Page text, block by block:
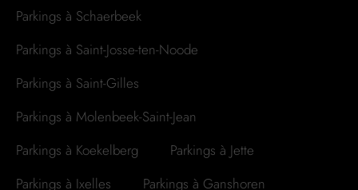
Parkings à Schaerbeek
Parkings à Saint-Josse-ten-Noode
Parkings à Saint-Gilles
Parkings à Molenbeek-Saint-Jean
Parkings à Koekelberg
Parkings à Jette
Parkings à Ixelles
Parkings à Ganshoren